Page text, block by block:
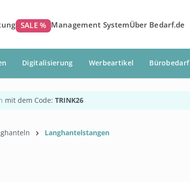
SALE % Management SystemÜber Bedarf.de
Digitalisierung Werbeartikel Bürobedarf
mit dem Code: TRINK26
Langhantelstangen